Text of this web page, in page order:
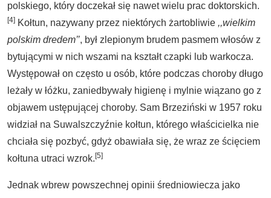
polskiego, który doczekał się nawet wielu prac doktorskich.
[4] Kołtun, nazywany przez niektórych żartobliwie ,,wielkim
polskim dredem’’, był zlepionym brudem pasmem włosów z
bytującymi w nich wszami na kształt czapki lub warkocza.
Występował on często u osób, które podczas choroby długo
leżały w łóżku, zaniedbywały higienę i mylnie wiązano go z
objawem ustępującej choroby. Sam Brzeziński w 1957 roku
widział na Suwalszczyźnie kołtun, którego właścicielka nie
chciała się pozbyć, gdyż obawiała się, że wraz ze ścięciem
kołtuna utraci wzrok. [5]
Jednak wbrew powszechnej opinii średniowiecza jako